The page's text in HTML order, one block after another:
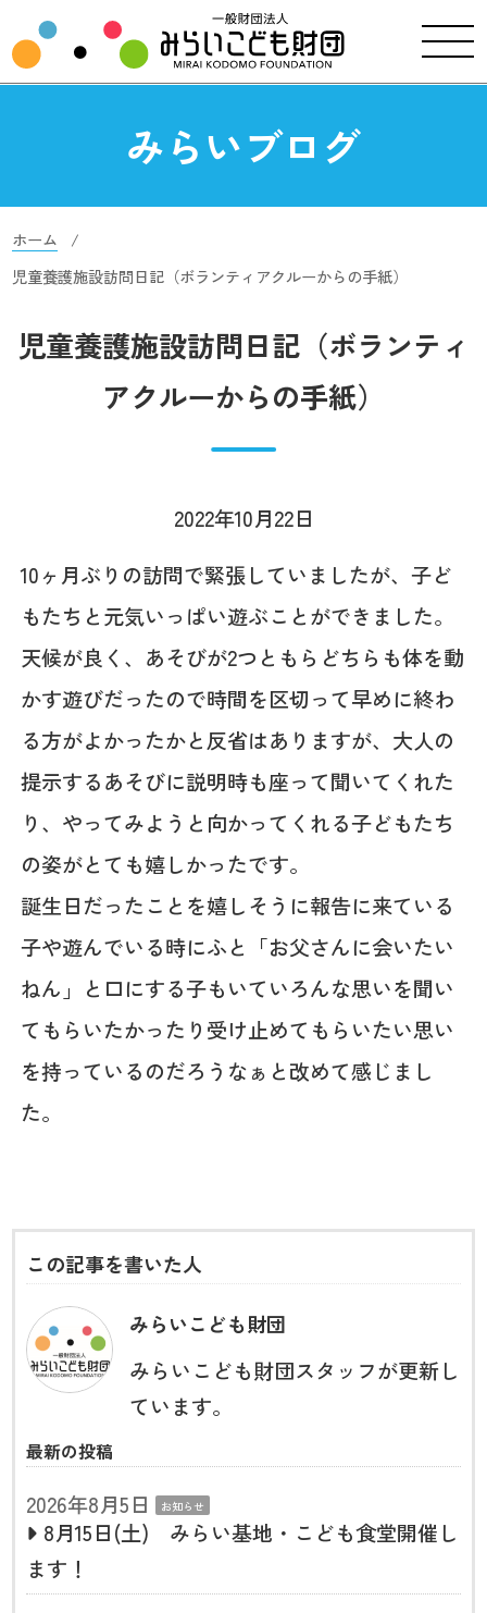
みらいブログ
ホーム
児童養護施設訪問日記（ボランティアクルーからの手紙）
児童養護施設訪問日記（ボランティ
アクルーからの手紙）
2022年10月22日
10ヶ月ぶりの訪問で緊張していましたが、子ど
もたちと元気いっぱい遊ぶことができました。
天候が良く、あそびが2つともらどちらも体を動
かす遊びだったので時間を区切って早めに終わ
る方がよかったかと反省はありますが、大人の
提示するあそびに説明時も座って聞いてくれた
り、やってみようと向かってくれる子どもたち
の姿がとても嬉しかったです。
誕生日だったことを嬉しそうに報告に来ている
子や遊んでいる時にふと「お父さんに会いたい
ねん」と口にする子もいていろんな思いを聞い
てもらいたかったり受け止めてもらいたい思い
を持っているのだろうなぁと改めて感じまし
た。
この記事を書いた人
みらいこども財団
みらいこども財団スタッフが更新し
ています。
最新の投稿
2026年8月5日 お知らせ
8月15日(土) みらい基地・こども食堂開催し
ます！